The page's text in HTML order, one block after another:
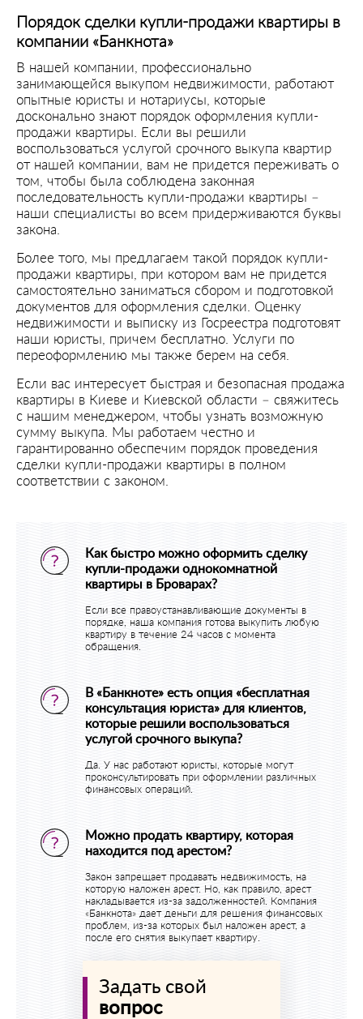
Порядок сделки купли-продажи квартиры в
компании «Банкнота»
В нашей компании, профессионально
занимающейся выкупом недвижимости, работают
опытные юристы и нотариусы, которые
досконально знают порядок оформления купли-
продажи квартиры. Если вы решили
воспользоваться услугой срочного выкупа квартир
от нашей компании, вам не придется переживать о
том, чтобы была соблюдена законная
последовательность купли-продажи квартиры –
наши специалисты во всем придерживаются буквы
закона.
Более того, мы предлагаем такой порядок купли-
продажи квартиры, при котором вам не придется
самостоятельно заниматься сбором и подготовкой
документов для оформления сделки. Оценку
недвижимости и выписку из Госреестра подготовят
наши юристы, причем бесплатно. Услуги по
переоформлению мы также берем на себя.
Если вас интересует быстрая и безопасная продажа
квартиры в Киеве и Киевской области – свяжитесь
с нашим менеджером, чтобы узнать возможную
сумму выкупа. Мы работаем честно и
гарантированно обеспечим порядок проведения
сделки купли-продажи квартиры в полном
соответствии с законом.
Как быстро можно оформить сделку
купли-продажи однокомнатной
квартиры в Броварах?
Если все правоустанавливающие документы в
порядке, наша компания готова выкупить любую
квартиру в течение 24 часов с момента
обращения.
В «Банкноте» есть опция «бесплатная
консультация юриста» для клиентов,
которые решили воспользоваться
услугой срочного выкупа?
Да. У нас работают юристы, которые могут
проконсультировать при оформлении различных
финансовых операций.
Можно продать квартиру, которая
находится под арестом?
Закон запрещает продавать недвижимость, на
которую наложен арест. Но, как правило, арест
накладывается из-за задолженностей. Компания
«Банкнота» дает деньги для решения финансовых
проблем, из-за которых был наложен арест, а
после его снятия выкупает квартиру.
Задать свой
вопрос